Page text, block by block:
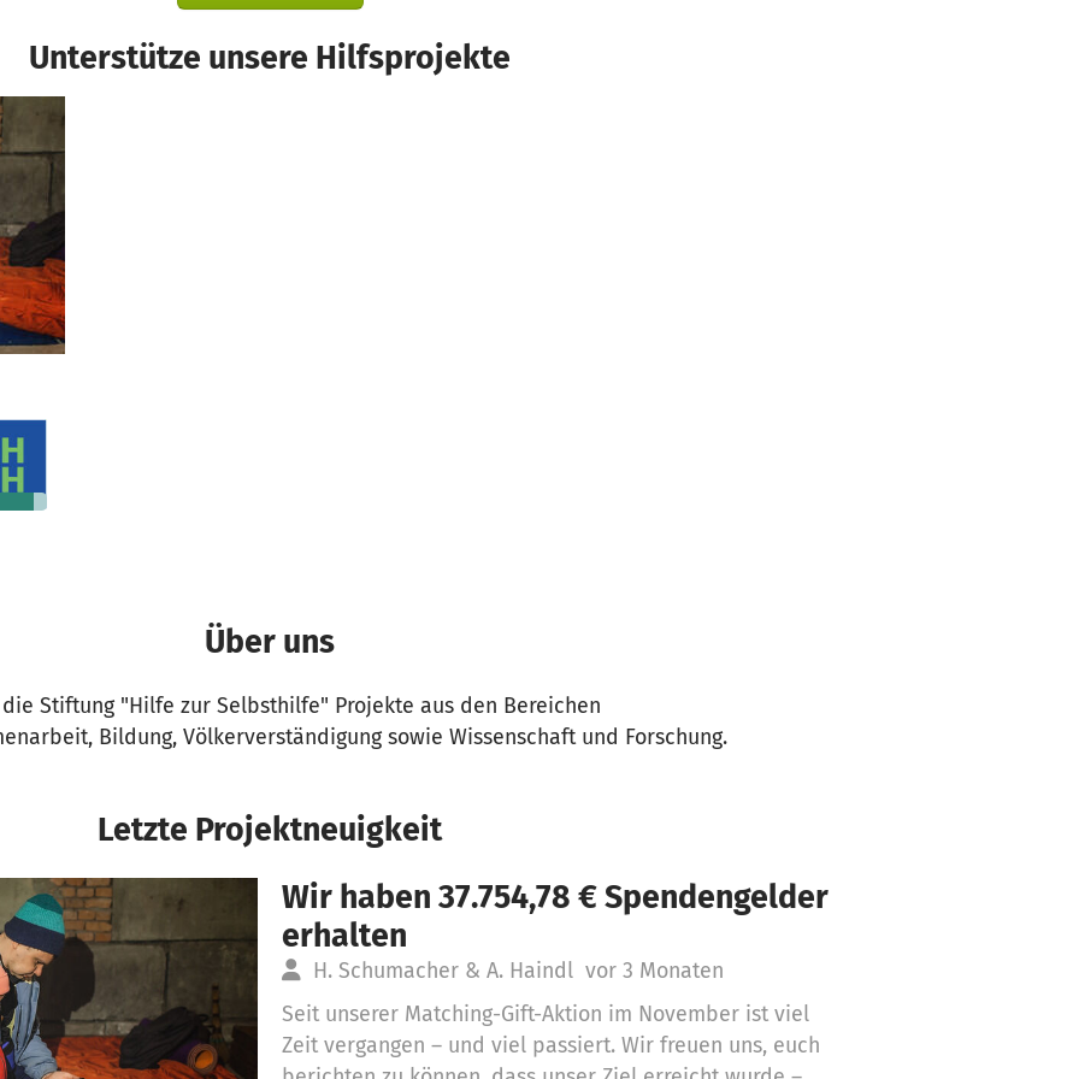
Unterstütze unsere Hilfsprojekte
€
noch
Über uns
Stiftung "Hilfe zur Selbsthilfe" Projekte aus den Bereichen
Bildung, Völkerverständigung sowie Wissenschaft und Forschung.
Letzte Projektneuigkeit
Wir haben 37.754,78 € Spendengelder
erhalten
H. Schumacher & A. Haindl vor 3 Monaten
Seit unserer Matching-Gift-Aktion im November ist viel
Zeit vergangen – und viel passiert. Wir freuen uns, euch